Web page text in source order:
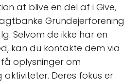
at blive en del af i Give,
Grundejerforening
Selvom de ikke har en
kan du kontakte dem via
oplysninger om
Deres fokus er